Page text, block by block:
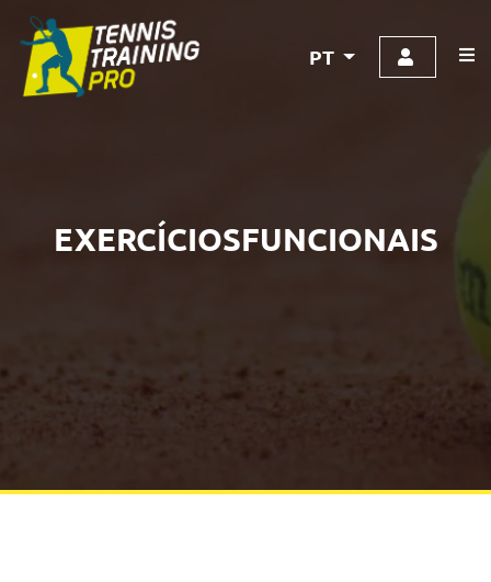
PT
EXERCÍCIOSFUNCIONAIS